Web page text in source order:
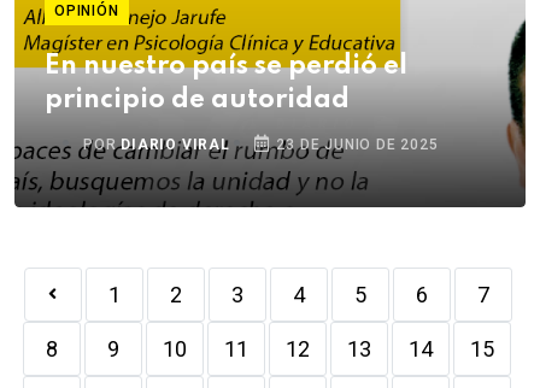
OPINIÓN
En nuestro país se perdió el
principio de autoridad
PORDIARIO VIRAL 23 DE JUNIO DE 2025
1 2 3 4 5 6 7
8 9 10 11 12 13 14 15